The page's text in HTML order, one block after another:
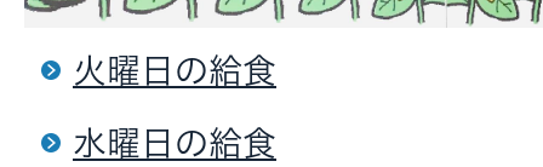
火曜日の給食
水曜日の給食